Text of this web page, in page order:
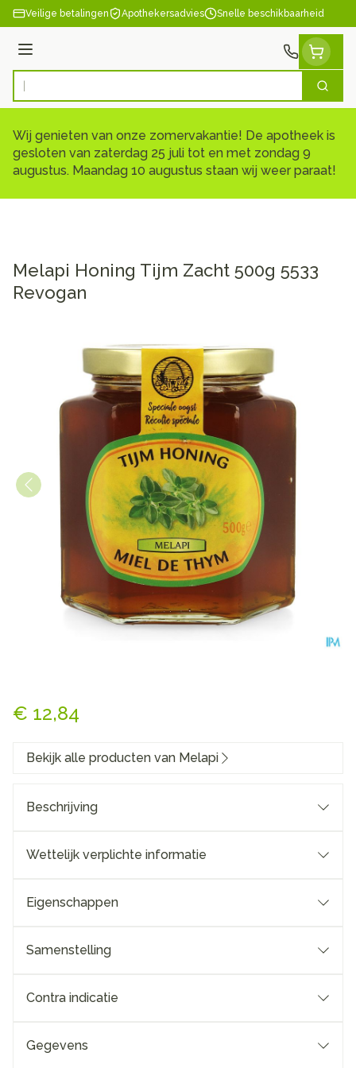
Ga naar de inhoud
Veilige betalingen Apothekersadvies Snelle beschikbaarheid
Menu
Product, merk, categorie... Zoek
Wij genieten van onze zomervakantie! De apotheek is
gesloten van zaterdag 25 juli tot en met zondag 9
augustus. Maandag 10 augustus staan wij weer paraat!
Melapi Honing Tijm Zacht 500g 5533
Revogan
€ 12,84
Bekijk alle producten van Melapi
Beschrijving
Wettelijk verplichte informatie
Eigenschappen
Samenstelling
Contra indicatie
Gegevens